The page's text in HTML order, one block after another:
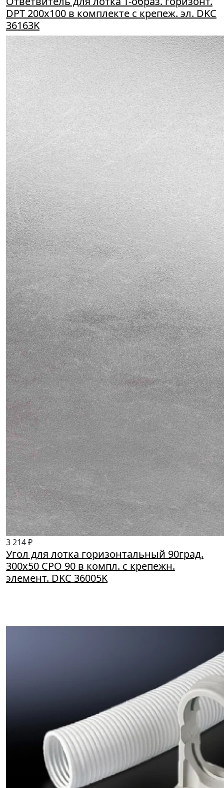
DPT 200х100 в комплекте с крепеж. эл. DKC
36163K
3 214 ₽
Угол для лотка горизонтальный 90град.
300х50 CPO 90 в компл. с крепежн.
элемент. DKC 36005K